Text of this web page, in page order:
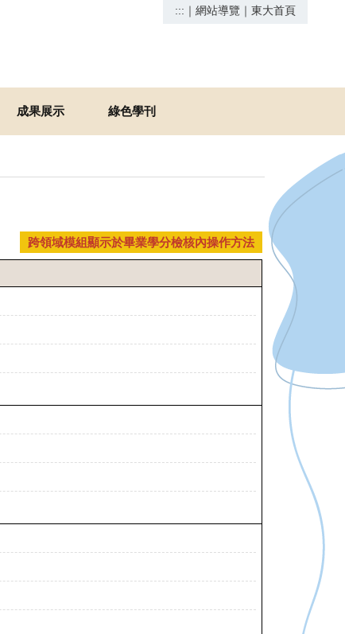
::: ｜ 網站導覽 ｜ 東大首頁
成果展示 綠色學刊
跨領域模組顯示於畢業學分檢核內操作方法